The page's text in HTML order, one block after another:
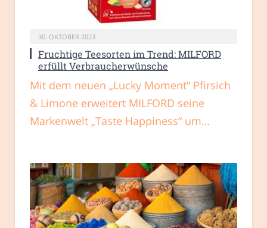
30. OKTOBER 2023
Fruchtige Teesorten im Trend: MILFORD
erfüllt Verbraucherwünsche
Mit dem neuen „Lucky Moment“ Pfirsich
& Limone erweitert MILFORD seine
Markenwelt „Taste Happiness“ um…